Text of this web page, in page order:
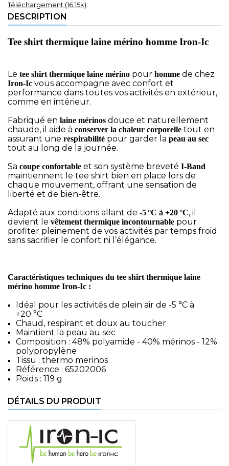
Téléchargement (16.15k)
DESCRIPTION
Tee shirt thermique laine mérino homme Iron-Ic
Le tee shirt thermique laine mérino pour homme de chez
Iron-Ic vous accompagne avec confort et
performance dans toutes vos activités en extérieur,
comme en intérieur.
Fabriqué en laine mérinos douce et naturellement
chaude, il aide à conserver la chaleur corporelle tout en
assurant une respirabilité pour garder la peau au sec
tout au long de la journée.
Sa coupe confortable et son système breveté I-Band
maintiennent le tee shirt bien en place lors de
chaque mouvement, offrant une sensation de
liberté et de bien-être.
Adapté aux conditions allant de -5 °C à +20 °C, il
devient le vêtement thermique incontournable pour
profiter pleinement de vos activités par temps froid
sans sacrifier le confort ni l’élégance.
Caractéristiques techniques du tee shirt thermique laine
mérino homme Iron-Ic :
Idéal pour les activités de plein air de -5 °C à
+20 °C
Chaud, respirant et doux au toucher
Maintient la peau au sec
Composition : 48% polyamide - 40% mérinos - 12%
polypropylène
Tissu : thermo merinos
Référence : 65202006
Poids : 119 g
DÉTAILS DU PRODUIT